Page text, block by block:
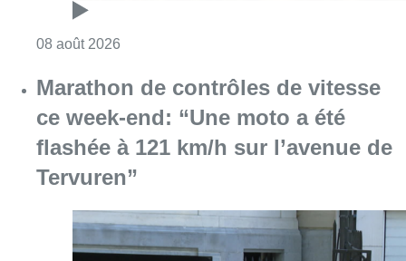
08 août 2026
Marathon de contrôles de vitesse
ce week-end: “Une moto a été
flashée à 121 km/h sur l’avenue de
Tervuren”